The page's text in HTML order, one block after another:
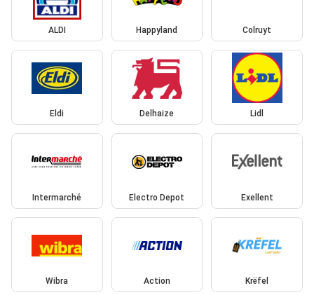
ALDI Happyland Colruyt
Eldi Delhaize Lidl
Intermarché Electro Depot Exellent
Wibra Action Krëfel